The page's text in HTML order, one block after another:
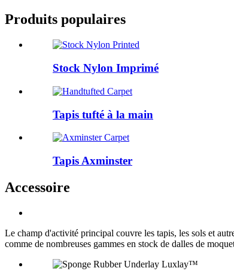
Produits populaires
Stock Nylon Imprimé
Tapis tufté à la main
Tapis Axminster
Accessoire
Le champ d'activité principal couvre les tapis, les sols et
comme de nombreuses gammes en stock de dalles de